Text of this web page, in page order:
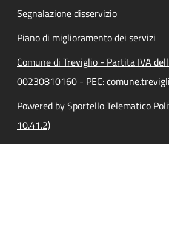
Segnalazione disservizio
Piano di miglioramento dei servizi
Comune di Treviglio - Partita IVA
00230810160 - PEC:
Powered by Sportello Telematico
10.41.2)